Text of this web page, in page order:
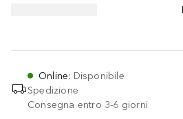
Online: Disponibile
Spedizione
Consegna entro 3-6 giorni